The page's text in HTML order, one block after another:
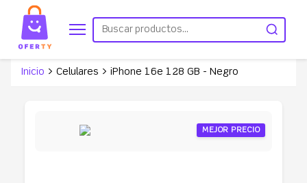
Inicio > Celulares > iPhone 16e 128 GB - Negro
MEJOR PRECIO